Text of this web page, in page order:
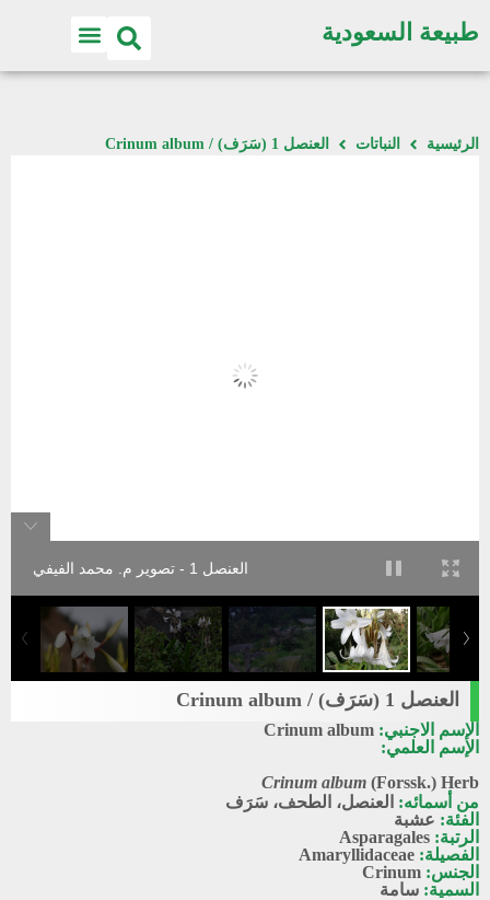
طبيعة السعودية
الرئيسية النباتات العنصل 1 (سَرَف) / Crinum album
العنصل 1 - تصوير م. محمد الفيفي
العنصل 1 (سَرَف) / Crinum album
الإسم الاجنبي: Crinum album
الإسم العلمي:
Crinum album (Forssk.) Herb
من أسمائه: العنصل، الطحف، سَرَف
الفئة: عشبة
الرتبة: Asparagales
الفصيلة: Amaryllidaceae
الجنس: Crinum
السمية: سامة